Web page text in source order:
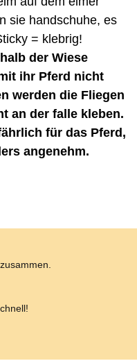
sie handschuhe, es
= klebrig!
der Wiese
ihr Pferd nicht
werden die Fliegen
an der falle kleben.
für das Pferd,
angenehm.